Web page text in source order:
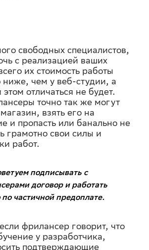
свободных специалистов,
с реализацией ваших
их стоимость работы
ниже, чем у веб-студии, а
этом отличаться не будет.
точно так же могут
взять его на
и пропасть или банально не
грамотно свои силы и
работ.
подписывать с
договор и работать
по частичной предоплате.
фрилансер говорит, что
у разработчика,
подтверждающие